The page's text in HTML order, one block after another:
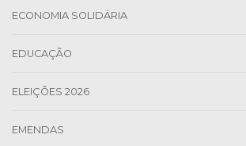
ECONOMIA SOLIDÁRIA
EDUCAÇÃO
ELEIÇÕES 2026
EMENDAS